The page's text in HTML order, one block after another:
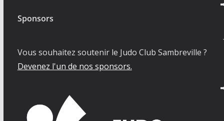
Sponsors
Vous souhaitez soutenir le Judo Club Sambreville ?
Devenez l'un de nos sponsors.